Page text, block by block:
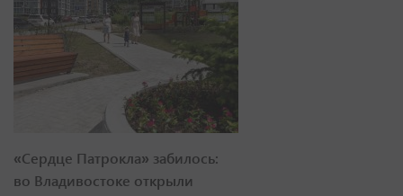
«Сердце Патрокла» забилось:
во Владивостоке открыли